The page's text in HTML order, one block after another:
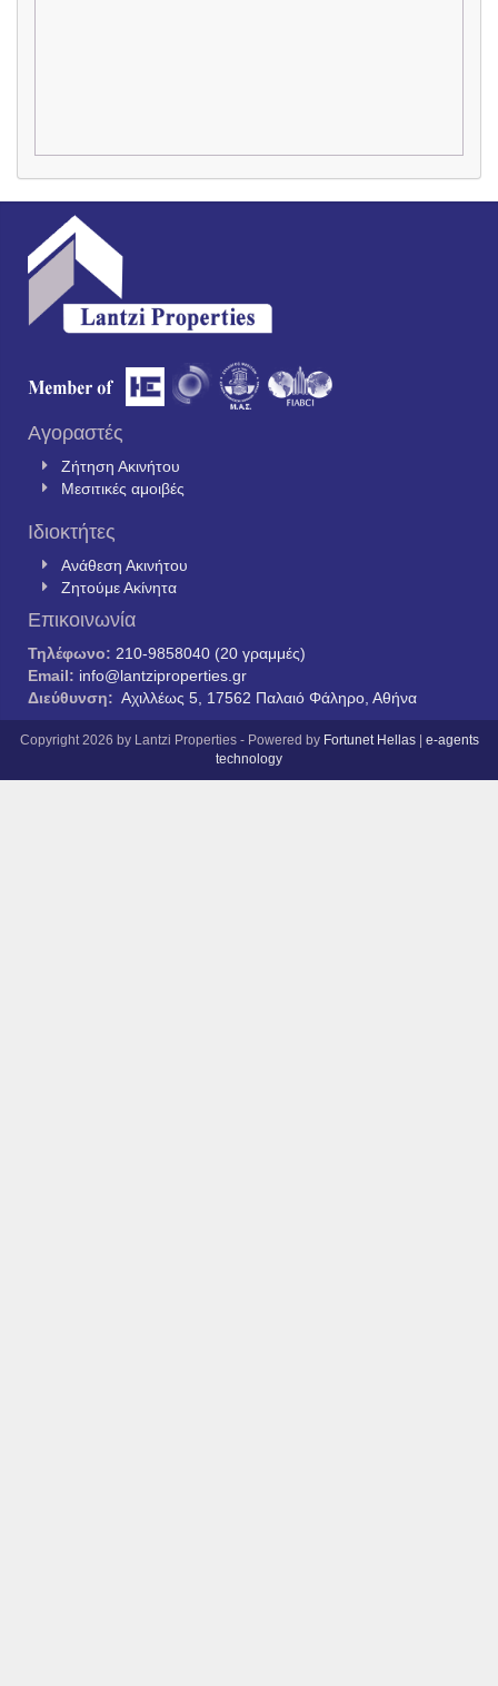
Αγοραστές
Ζήτηση Ακινήτου
Μεσιτικές αμοιβές
Ιδιοκτήτες
Ανάθεση Ακινήτου
Ζητούμε Ακίνητα
Επικοινωνία
Τηλέφωνο: 210-9858040 (20 γραμμές)
Email: info@lantziproperties.gr
Διεύθυνση: Αχιλλέως 5, 17562 Παλαιό Φάληρο, Αθήνα
Copyright 2026 by Lantzi Properties - Powered by Fortunet Hellas| e-agents
technology